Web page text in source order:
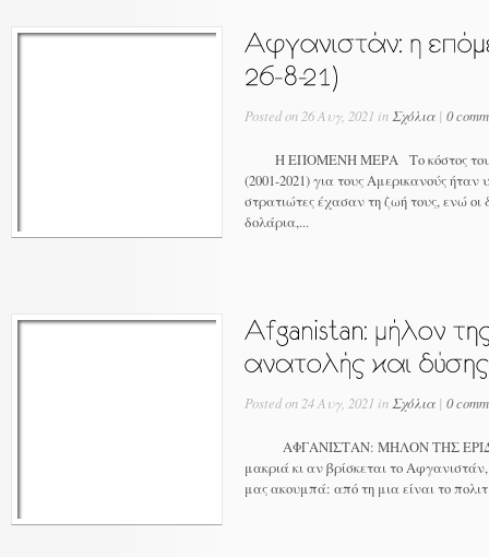
Posted on 26 Αυγ, 2021 in Σχόλια | 0
Η ΕΠΟΜΕΝΗ ΜΕΡΑ Το κόστος του
(2001-2021) για τους Αμερικανούς
στρατιώτες έχασαν τη ζωή τους, ενώ
δολάρια,...
Posted on 24 Αυγ, 2021 in Σχόλια | 0
ΑΦΓΑΝΙΣΤΑΝ: ΜΗΛΟΝ ΤΗΣ
μακριά κι αν βρίσκεται το
μας ακουμπά: από τη μια είναι το